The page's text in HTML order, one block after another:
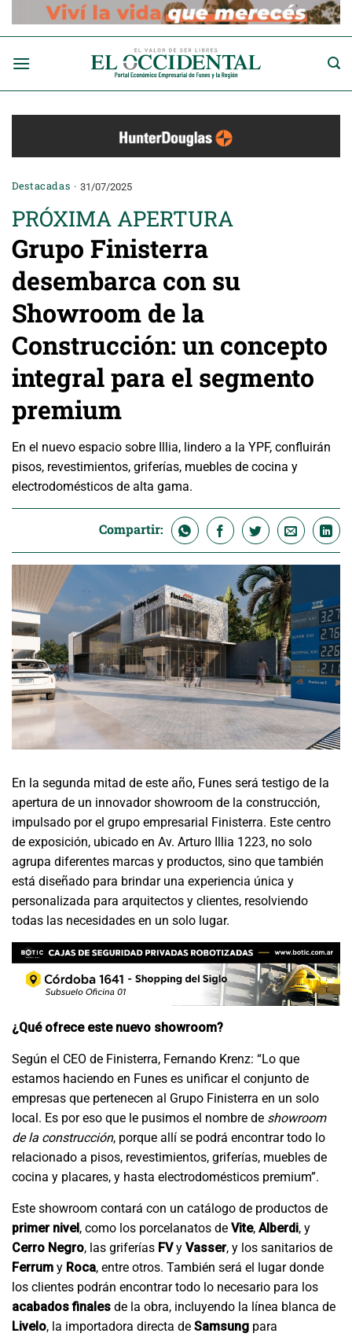
Destacadas 31/07/2025
PRÓXIMA APERTURA
Grupo Finisterra
desembarca con su
Showroom de la
Construcción: un concepto
integral para el segmento
premium
En el nuevo espacio sobre Illia, lindero a la YPF, confluirán
pisos, revestimientos, griferías, muebles de cocina y
electrodomésticos de alta gama.
Compartir:
En la segunda mitad de este año, Funes será testigo de la
apertura de un innovador showroom de la construcción,
impulsado por el grupo empresarial Finisterra. Este centro
de exposición, ubicado en Av. Arturo Illia 1223, no solo
agrupa diferentes marcas y productos, sino que también
está diseñado para brindar una experiencia única y
personalizada para arquitectos y clientes, resolviendo
todas las necesidades en un solo lugar.
¿Qué ofrece este nuevo showroom?
Según el CEO de Finisterra, Fernando Krenz: “Lo que
estamos haciendo en Funes es unificar el conjunto de
empresas que pertenecen al Grupo Finisterra en un solo
local. Es por eso que le pusimos el nombre de showroom
de la construcción, porque allí se podrá encontrar todo lo
relacionado a pisos, revestimientos, griferías, muebles de
cocina y placares, y hasta electrodomésticos premium”.
Este showroom contará con un catálogo de productos de
primer nivel, como los porcelanatos de Vite, Alberdi, y
Cerro Negro, las griferías FVy Vasser, y los sanitarios de
Ferrum y Roca, entre otros. También será el lugar donde
los clientes podrán encontrar todo lo necesario para los
acabados finales de la obra, incluyendo la línea blanca de
Livelo, la importadora directa de Samsung para